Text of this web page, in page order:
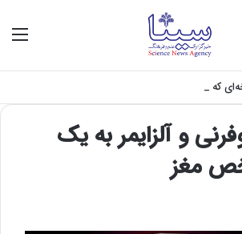
که بدون تغذیه خطرناک می‌شود
و آلزایمر به یک
مغز